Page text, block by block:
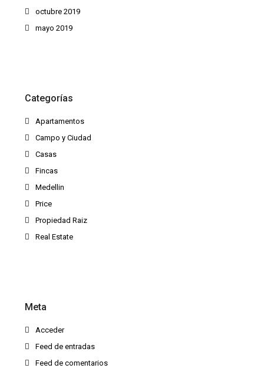
octubre 2019
mayo 2019
Categorías
Apartamentos
Campo y Ciudad
Casas
Fincas
Medellin
Price
Propiedad Raiz
Real Estate
Meta
Acceder
Feed de entradas
Feed de comentarios